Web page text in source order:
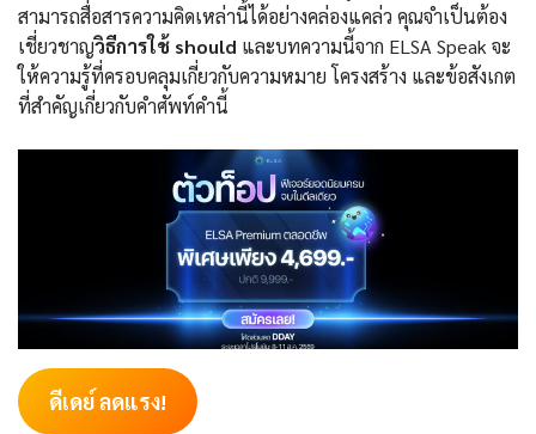
สามารถสื่อสารความคิดเหล่านี้ได้อย่างคล่องแคล่ว คุณจำเป็นต้อง
เชี่ยวชาญวิธีการใช้ should และบทความนี้จาก ELSA Speak จะ
ให้ความรู้ที่ครอบคลุมเกี่ยวกับความหมาย โครงสร้าง และข้อสังเกต
ที่สำคัญเกี่ยวกับคำศัพท์คำนี้
ดีเดย์ ลดแรง!